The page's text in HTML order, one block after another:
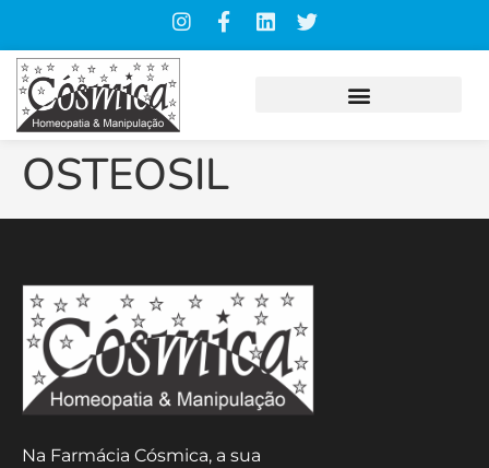
OSTEOSIL
Na Farmácia Cósmica, a sua